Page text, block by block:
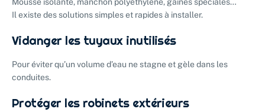
Il existe des solutions simples et rapides à installer.
Vidanger les tuyaux inutilisés
Pour éviter qu’un volume d’eau ne stagne et gèle dans les
conduites.
Protéger les robinets extérieurs